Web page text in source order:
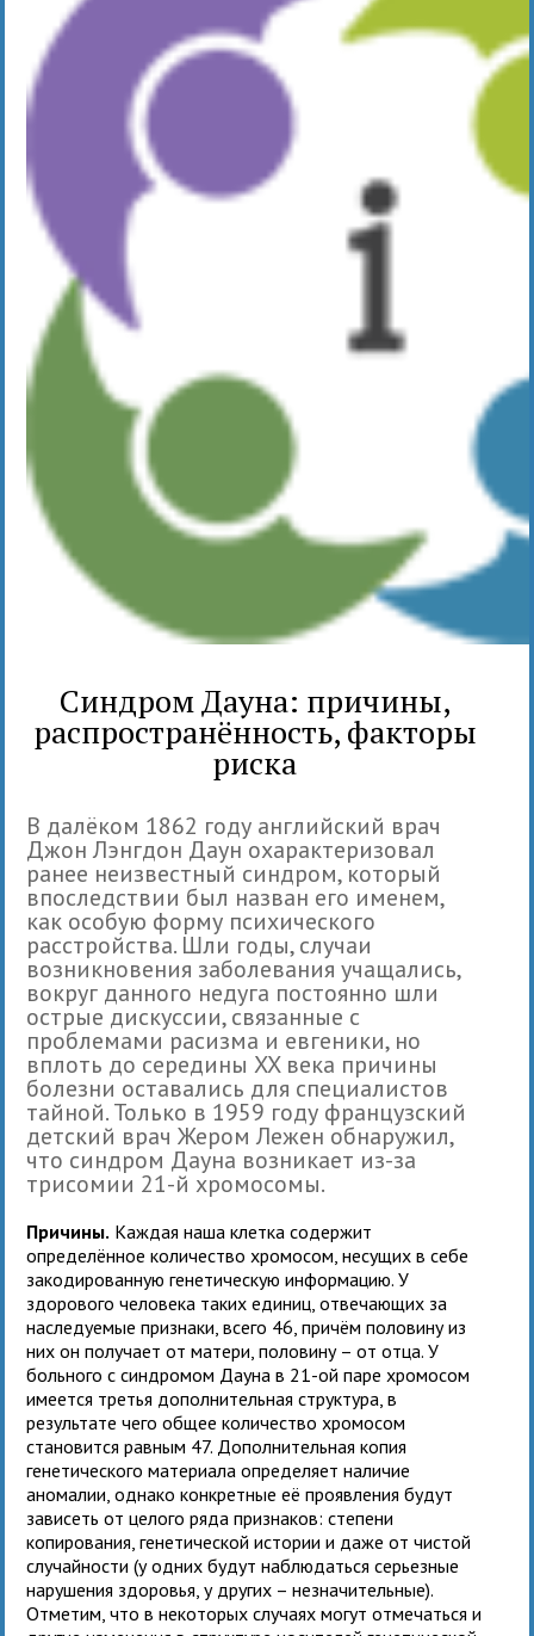
Синдром Дауна: причины,
распространённость, факторы
риска
В далёком 1862 году английский врач
Джон Лэнгдон Даун охарактеризовал
ранее неизвестный синдром, который
впоследствии был назван его именем,
как особую форму психического
расстройства. Шли годы, случаи
возникновения заболевания учащались,
вокруг данного недуга постоянно шли
острые дискуссии, связанные с
проблемами расизма и евгеники, но
вплоть до середины XX века причины
болезни оставались для специалистов
тайной. Только в 1959 году французский
детский врач Жером Лежен обнаружил,
что синдром Дауна возникает из-за
трисомии 21-й хромосомы.
Причины. Каждая наша клетка содержит
определённое количество хромосом, несущих в себе
закодированную генетическую информацию. У
здорового человека таких единиц, отвечающих за
наследуемые признаки, всего 46, причём половину из
них он получает от матери, половину – от отца. У
больного с синдромом Дауна в 21-ой паре хромосом
имеется третья дополнительная структура, в
результате чего общее количество хромосом
становится равным 47. Дополнительная копия
генетического материала определяет наличие
аномалии, однако конкретные её проявления будут
зависеть от целого ряда признаков: степени
копирования, генетической истории и даже от чистой
случайности (у одних будут наблюдаться серьезные
нарушения здоровья, у других – незначительные).
Отметим, что в некоторых случаях могут отмечаться и